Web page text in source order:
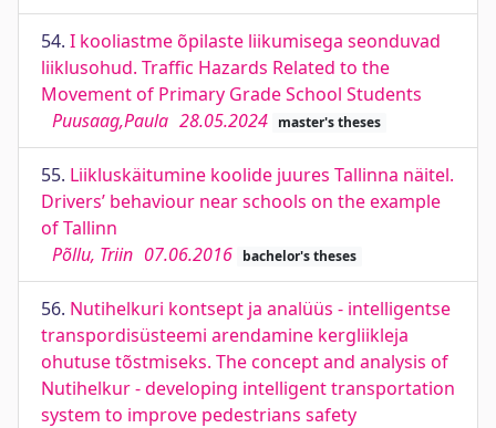
54. I kooliastme õpilaste liikumisega seonduvad
liiklusohud. Traffic Hazards Related to the
Movement of Primary Grade School Students
Puusaag,Paula 28.05.2024 master's theses
55. Liikluskäitumine koolide juures Tallinna näitel.
Drivers’ behaviour near schools on the example
of Tallinn
Põllu, Triin 07.06.2016 bachelor's theses
56. Nutihelkuri kontsept ja analüüs - intelligentse
transpordisüsteemi arendamine kergliikleja
ohutuse tõstmiseks. The concept and analysis of
Nutihelkur - developing intelligent transportation
system to improve pedestrians safety